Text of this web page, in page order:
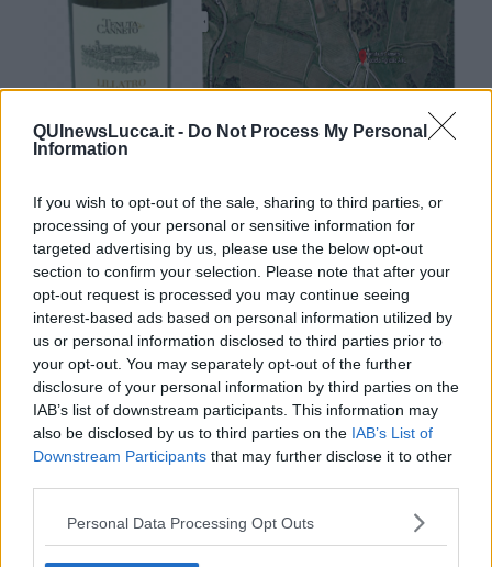
QUInewsLucca.it - Do Not Process My Personal
Information
If you wish to opt-out of the sale, sharing to third parties, or
processing of your personal or sensitive information for
targeted advertising by us, please use the below opt-out
section to confirm your selection. Please note that after your
opt-out request is processed you may continue seeing
interest-based ads based on personal information utilized by
us or personal information disclosed to third parties prior to
your opt-out. You may separately opt-out of the further
disclosure of your personal information by third parties on the
IAB’s list of downstream participants. This information may
also be disclosed by us to third parties on the IAB’s List of
Downstream Participants that may further disclose it to other
Personal Data Processing Opt Outs
Sopra il vino degustato e la pianta del luogo della Tenuta di
Canneto, Soc Agricola AR.L
Descrizione del vino: “Lillatro garbato” Bianco IGT, fatto con uve di
Chardonnay, Vionier, Vermentino e Sauvignon Blanc. Mi ha dato le
seguenti sensazioni. Colore: giallo paglierino con riflessi verdognoli.
Profumo: Bouquet armonico e intenso, sentori di frutti acerbi e
pesca. Gusto: armonico, fresco, si ripete il fruttato con una
persistenza notevole, armonico e sapido.Paragonabile a uno dei
migliori Chablis